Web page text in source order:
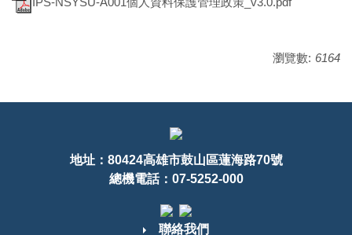
瀏覽數: 6164
地址：80424高雄市鼓山區蓮海路70號
總機電話：07-5252-000
聯絡我們